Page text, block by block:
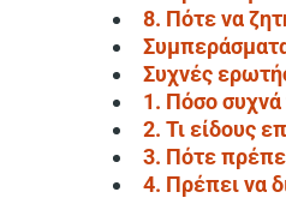
8. Πότε να
Συχνές
1. Πόσο
2. Τι είδους
3. Πότε
4. Πρέπει να